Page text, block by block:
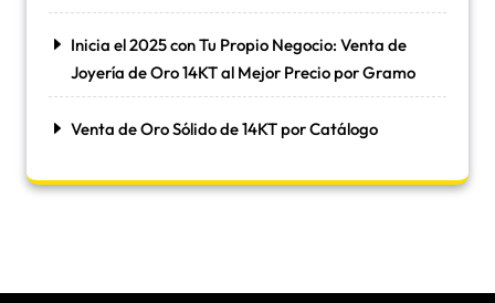
Inicia el 2025 con Tu Propio Negocio: Venta de
Joyería de Oro 14KT al Mejor Precio por Gramo
Venta de Oro Sólido de 14KT por Catálogo